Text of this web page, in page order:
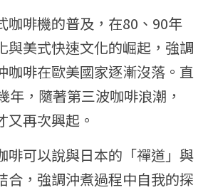
咖啡機的普及，在80、90年
與美式快速文化的崛起，強調
咖啡在歐美國家逐漸沒落。直
年，隨著第三波咖啡浪潮，
又再次興起。
啡可以說與日本的「禪道」與
合，強調沖煮過程中自我的探